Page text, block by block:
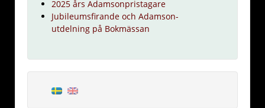
2025 års Adamsonpristagare
Jubileumsfirande och Adamson-
utdelning på Bokmässan